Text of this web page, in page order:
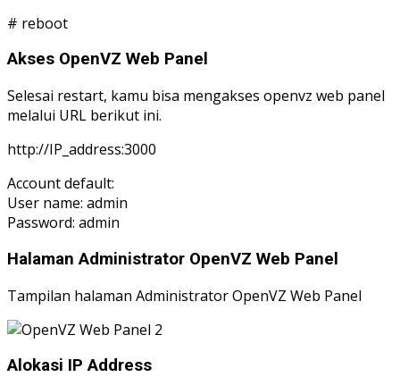
# reboot
Akses OpenVZ Web Panel
Selesai restart, kamu bisa mengakses openvz web panel
melalui URL berikut ini.
http://IP_address:3000
Account default:
User name: admin
Password: admin
Halaman Administrator OpenVZ Web Panel
Tampilan halaman Administrator OpenVZ Web Panel
Alokasi IP Address